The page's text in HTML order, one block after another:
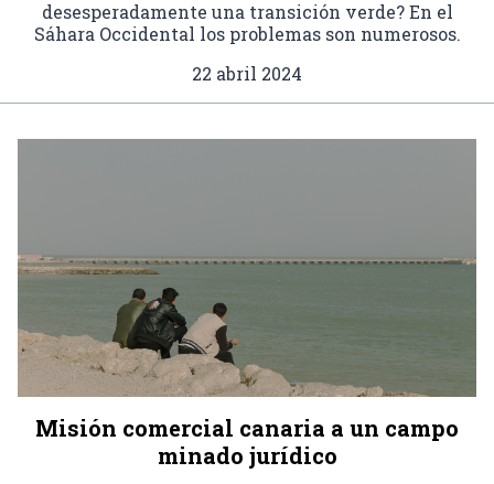
desesperadamente una transición verde? En el
Sáhara Occidental los problemas son numerosos.
22 abril 2024
Misión comercial canaria a un campo
minado jurídico